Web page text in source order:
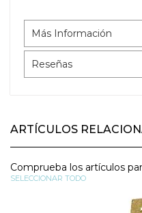
Más Información
Reseñas
ARTÍCULOS
Comprueba los artículos
SELECCIONAR TODO